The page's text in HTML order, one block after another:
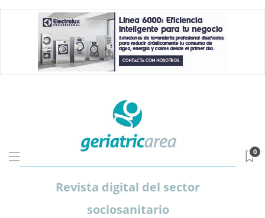
Revista digital del sector
sociosanitario
0